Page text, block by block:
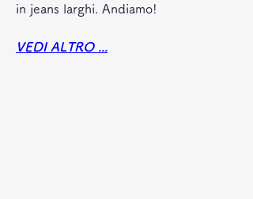
in jeans larghi. Andiamo!
VEDI ALTRO ...